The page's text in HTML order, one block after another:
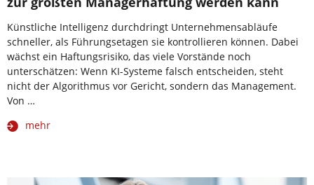
Künstliche Intelligenz durchdringt Unternehmensabläufe
schneller, als Führungsetagen sie kontrollieren können. Dabei
wächst ein Haftungsrisiko, das viele Vorstände noch
unterschätzen: Wenn KI-Systeme falsch entscheiden, steht
nicht der Algorithmus vor Gericht, sondern das Management.
Von …
mehr